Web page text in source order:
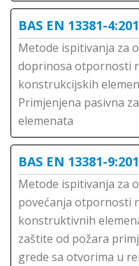
BAS EN 13381-
Metode ispitivanja za
doprinosa otpornosti
konstrukcijskih
Primjenjena pasivna
elemenata
BAS EN 13381-
Metode ispitivanja za
povećanja otpornosti
konstruktivnih
zaštite od požara
grede sa otvorima u